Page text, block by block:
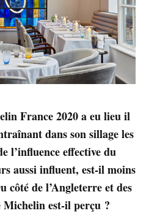
France 2020 a eu lieu il
dans son sillage les
l’influence effective du
aussi influent, est-il moins
côté de l’Angleterre et des
Michelin est-il perçu ?